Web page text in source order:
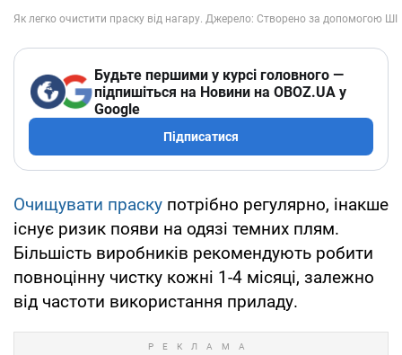
Будьте першими у курсі головного —
підпишіться на Новини на OBOZ.UA у
Google
Підписатися
Очищувати праску потрібно регулярно, інакше
існує ризик появи на одязі темних плям.
Більшість виробників рекомендують робити
повноцінну чистку кожні 1-4 місяці, залежно
від частоти використання приладу.